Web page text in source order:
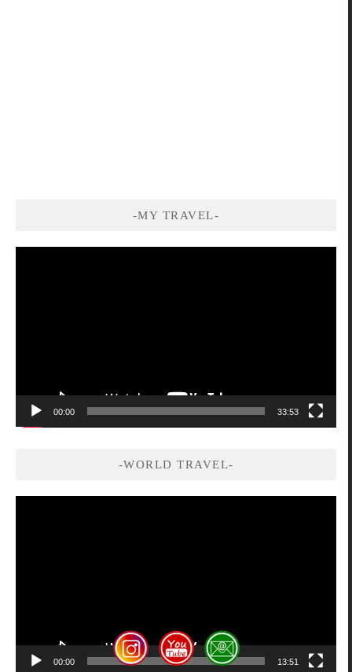
-MY TRAVEL-
00:00 33:53
-WORLD TRAVEL-
00:00 13:51